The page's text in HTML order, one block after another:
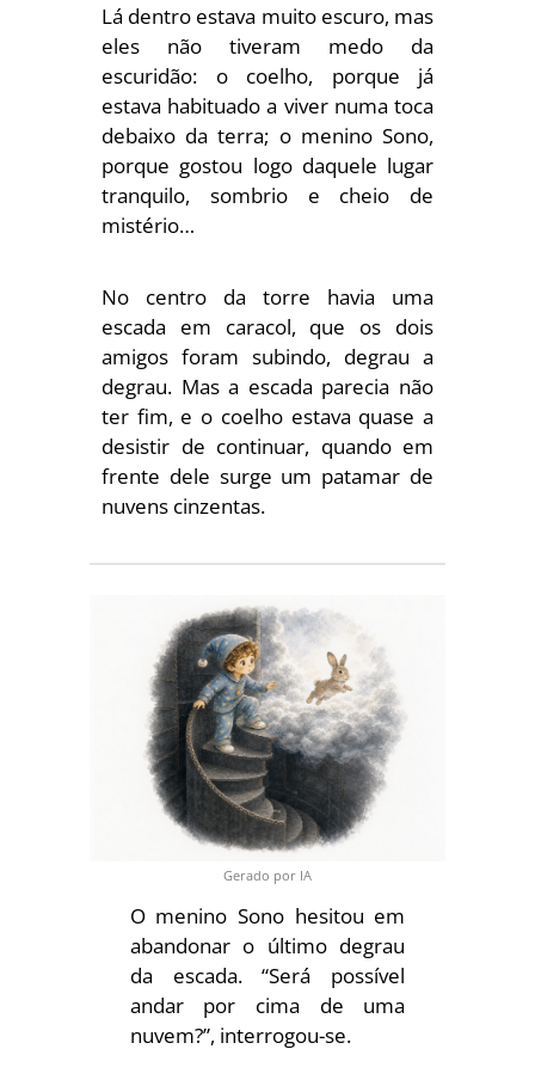
Lá dentro estava muito escuro, mas
eles não tiveram medo da
escuridão: o coelho, porque já
estava habituado a viver numa toca
debaixo da terra; o menino Sono,
porque gostou logo daquele lugar
tranquilo, sombrio e cheio de
mistério…
No centro da torre havia uma
escada em caracol, que os dois
amigos foram subindo, degrau a
degrau. Mas a escada parecia não
ter fim, e o coelho estava quase a
desistir de continuar, quando em
frente dele surge um patamar de
nuvens cinzentas.
Gerado por IA
O menino Sono hesitou em
abandonar o último degrau
da escada. “Será possível
andar por cima de uma
nuvem?”, interrogou-se.